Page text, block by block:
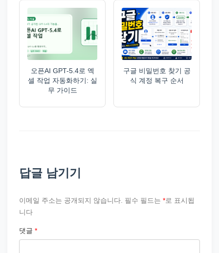
오픈AI GPT-5.4로 엑
셀 작업 자동화하기: 실
무 가이드
구글 비밀번호 찾기 공
식 계정 복구 순서
답글 남기기
이메일 주소는 공개되지 않습니다. 필수 필드는 *로 표시됩
니다
댓글 *